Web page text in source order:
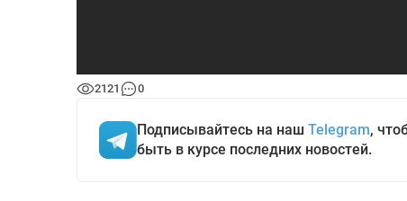
2121 0
Подписывайтесь на наш Telegram,
быть в курсе последних новостей.